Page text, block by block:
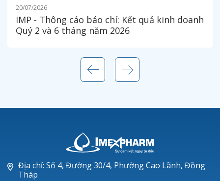
20/07/2026
IMP - Thông cáo báo chí: Kết quả kinh doanh
Quý 2 và 6 tháng năm 2026
Địa chỉ: Số 4, Đường 30/4, Phường Cao Lãnh, Đồng
Tháp